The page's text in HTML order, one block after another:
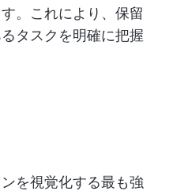
。これにより、保留
タスクを明確に把握
を視覚化する最も強